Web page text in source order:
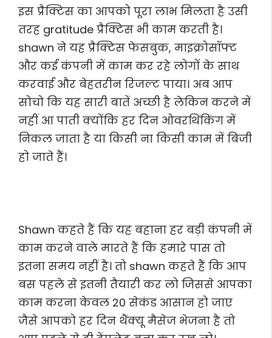
इस प्रैक्टिस का आपको पूरा लाभ मिलता है उसी
तरह gratitude प्रैक्टिस भी काम करती है।
shawn ने यह प्रैक्टिस फेसबुक, माइक्रोसॉफ्ट
और कई कंपनी में काम कर रहे लोगों के साथ
करवाई और बेहतरीन रिजल्ट पाया। अब आप
सोचो कि यह सारी बातें अच्छी है लेकिन करने में
नहीं आ पाती क्योंकि हर दिन ओवरथिंकिंग में
निकल जाता है या किसी ना किसी काम में बिजी
हो जाते हैं।
Shawn कहते हैं कि यह बहाना हर बड़ी कंपनी में
काम करने वाले मारते हैं कि हमारे पास तो
इतना समय नहीं है। तो shawn कहते हैं कि आप
बस पहले से इतनी तैयारी कर लो जिससे आपका
काम करना केवल 20 सेकंड आसान हो जाए
जैसे आपको हर दिन थैंक्यू मैसेज भेजना है तो